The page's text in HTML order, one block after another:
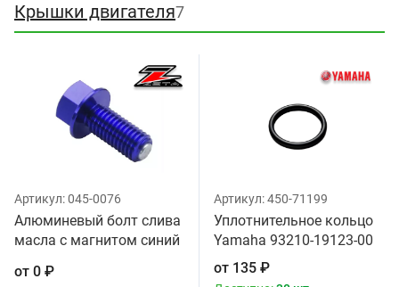
Крышки двигателя7
Артикул:045-0076
Алюминевый болт слива
масла с магнитом синий
от 0 ₽
Артикул:450-71199
Уплотнительное кольцо
Yamaha 93210-19123-00
от 135 ₽